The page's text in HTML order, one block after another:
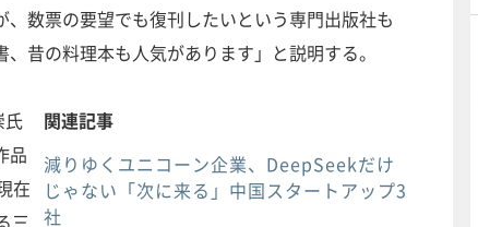
数票の要望でも復刊したいという専門出版社も
昔の料理本も人気があります」と説明する。
関連記事
減りゆくユニコーン企業、DeepSeekだけ
じゃない「次に来る」中国スタートアップ3
社
氏
品
在
三